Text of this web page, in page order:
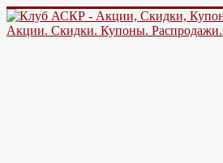
Акции. Скидки. Купоны. Распродажи.